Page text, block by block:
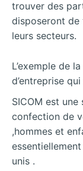
trouver des
disposeront de
leurs secteurs.
L’exemple de
d’entreprise
SICOM est
confection de
,hommes et
unis .